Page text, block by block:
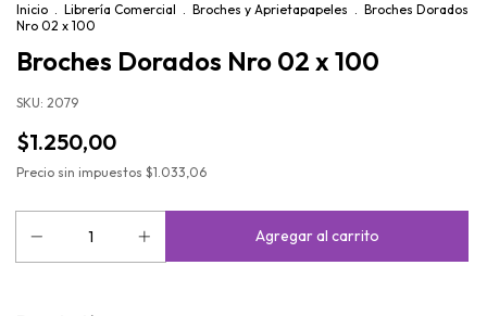
Inicio . Librería Comercial . Broches y Aprietapapeles . Broches Dorados
Nro 02 x 100
Broches Dorados Nro 02 x 100
SKU: 2079
$1.250,00
Precio sin impuestos $1.033,06